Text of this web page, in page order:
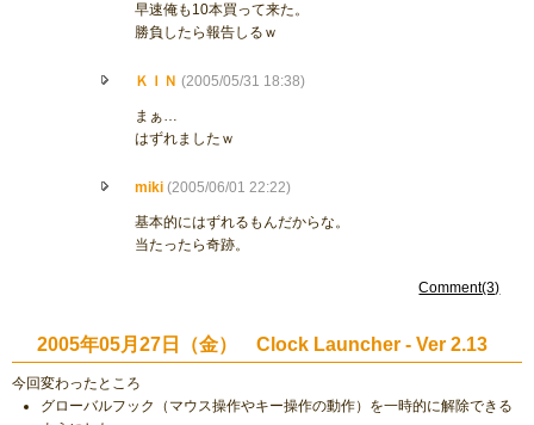
早速俺も10本買って来た。
勝負したら報告しるｗ
ＫＩＮ (2005/05/31 18:38)
まぁ…
はずれましたｗ
miki (2005/06/01 22:22)
基本的にはずれるもんだからな。
当たったら奇跡。
Comment(3)
2005年05月27日（金） Clock Launcher - Ver 2.13
今回変わったところ
グローバルフック（マウス操作やキー操作の動作）を一時的に解除できる